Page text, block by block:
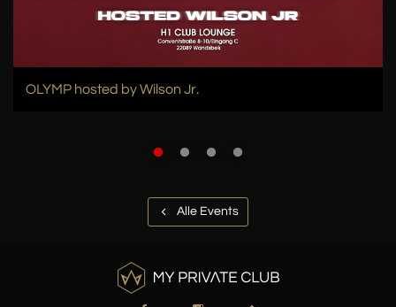
OLYMP hosted by Wilson Jr.
Alle Events